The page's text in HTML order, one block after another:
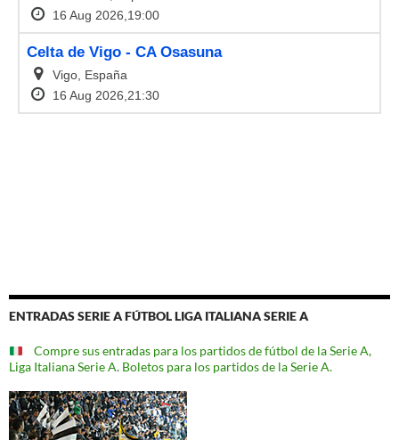
ENTRADAS SERIE A FÚTBOL LIGA ITALIANA SERIE A
Compre sus entradas para los partidos de fútbol de la Serie A,
Liga Italiana Serie A. Boletos para los partidos de la Serie A.